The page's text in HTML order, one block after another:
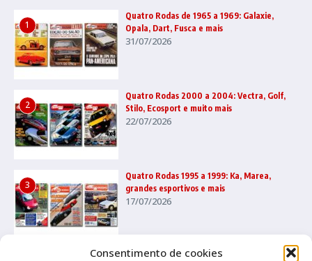
Consentimento de cookies
1
Quatro Rodas de 1965 a 1969: Galaxie,
Opala, Dart, Fusca e mais
31/07/2026
2
Quatro Rodas 2000 a 2004: Vectra, Golf,
Stilo, Ecosport e muito mais
22/07/2026
3
Quatro Rodas 1995 a 1999: Ka, Marea,
grandes esportivos e mais
17/07/2026